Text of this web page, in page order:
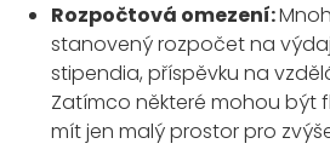
Rozpočtová omezení:
stanovený rozpočet na
stipendia, příspěvku na
Zatímco některé mohou být
mít jen malý prostor pro